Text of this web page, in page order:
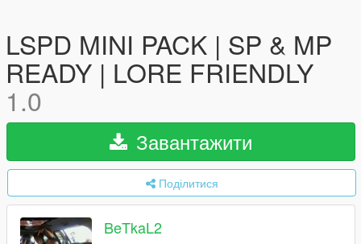
LSPD MINI PACK | SP & MP
READY | LORE FRIENDLY
1.0
Завантажити
Поділитися
BeTkaL2